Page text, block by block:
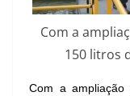
Com a
150 litros
Com a